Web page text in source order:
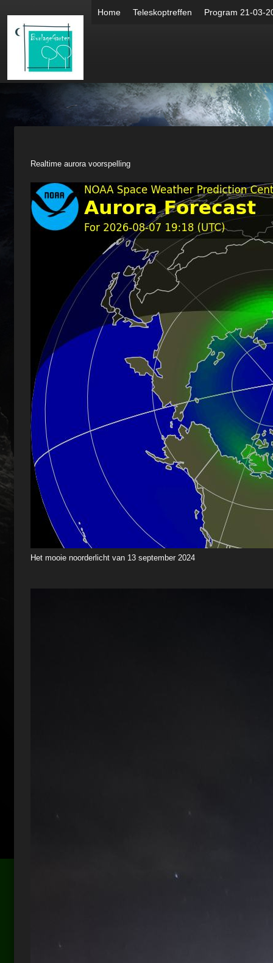
Home Teleskoptreffen Program 21-03-
Realtime aurora voorspelling
Het mooie noorderlicht van 13 september 2024